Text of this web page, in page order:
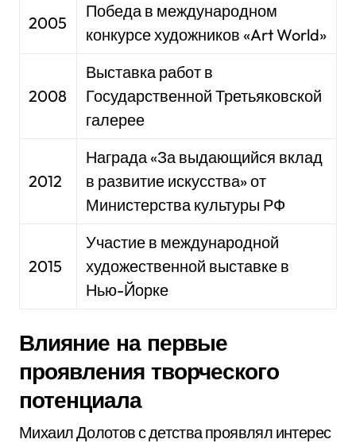
2005
Победа в международном
конкурсе художников «Art World»
2008
Выставка работ в
Государственной Третьяковской
галерее
2012
Награда «За выдающийся вклад
в развитие искусства» от
Министерства культуры РФ
2015
Участие в международной
художественной выставке в
Нью-Йорке
Влияние на первые
проявления творческого
потенциала
Михаил Долотов с детства проявлял интерес